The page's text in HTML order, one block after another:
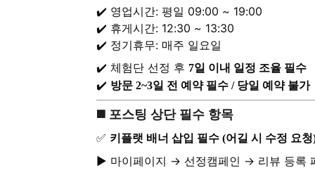
✔️ 영업시간: 평일 09:00 ~ 19:00
✔️ 휴게시간: 12:30 ~ 13:30
✔️ 정기휴무: 매주 일요일
✔️ 체험단 선정 후 7일 이내 일정 조율 필수
✔️ 방문 2~3일 전 예약 필수 / 당일 예약 불가
◼️ 포스팅 상단 필수 항목
✅ 키플랫 배너 삽입 필수 (어길 시 수정 요청
▶️ 마이페이지 → 선정캠페인 → 리뷰 등록